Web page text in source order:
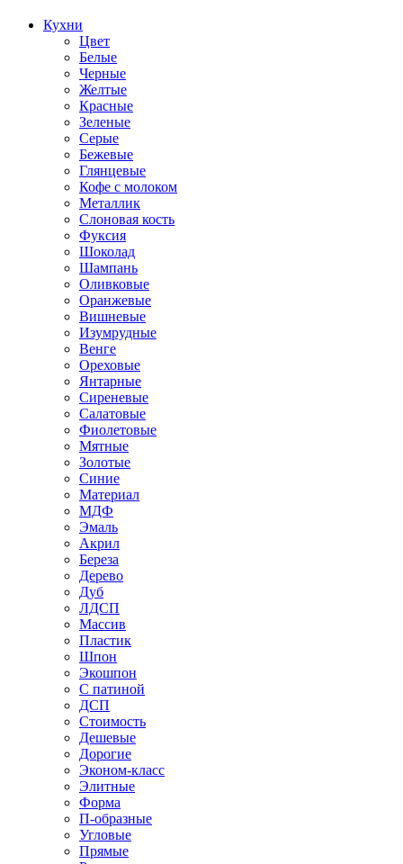
Кухни
Цвет
Белые
Черные
Желтые
Красные
Зеленые
Серые
Бежевые
Глянцевые
Кофе с молоком
Металлик
Слоновая кость
Фуксия
Шоколад
Шампань
Оливковые
Оранжевые
Вишневые
Изумрудные
Венге
Ореховые
Янтарные
Сиреневые
Салатовые
Фиолетовые
Мятные
Золотые
Синие
Материал
МДФ
Эмаль
Акрил
Береза
Дерево
Дуб
ЛДСП
Массив
Пластик
Шпон
Экошпон
С патиной
ДСП
Стоимость
Дешевые
Дорогие
Эконом-класс
Элитные
Форма
П-образные
Угловые
Прямые